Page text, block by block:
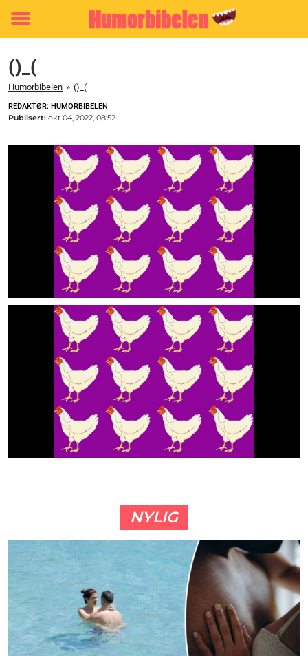
Toggle
()_(
Humorbibelen » ()_(
REDAKTØR: HUMORBIBELEN
Publisert: okt 04, 2022, 08:52
NYLIG